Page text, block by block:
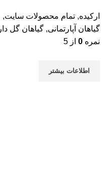
ارکیده, تمام محصولات سایت,
گیاهان آپارتمانی, گیاهان گل دار
نمره 0 از 5
اطلاعات بیشتر